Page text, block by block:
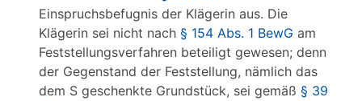
Einspruchsbefugnis der Klägerin aus. Die
Klägerin sei nicht nach § 154 Abs. 1 BewG am
Feststellungsverfahren beteiligt gewesen; denn
der Gegenstand der Feststellung, nämlich das
dem S geschenkte Grundstück, sei gemäß § 39